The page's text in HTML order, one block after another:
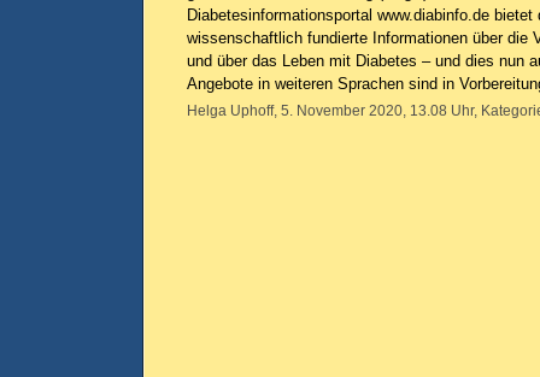
Diabetesinformationsportal www.diabinfo.de
wissenschaftlich fundierte Informationen über die
und über das Leben mit Diabetes – und dies nun
Angebote in weiteren Sprachen sind in
Helga Uphoff, 5. November 2020, 13.08 Uhr,